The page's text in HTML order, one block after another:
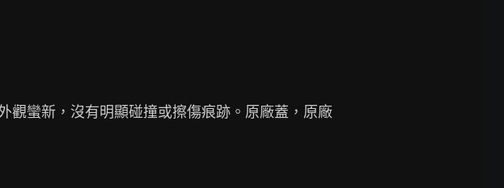
觀蠻新，沒有明顯碰撞或擦傷痕跡。原廠蓋，原廠